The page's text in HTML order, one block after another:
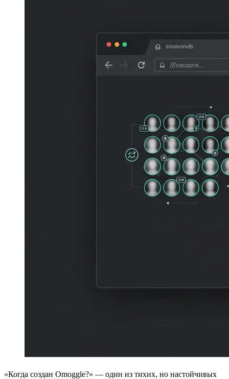
«Когда создан Omoggle?» — один из тихих, но настойчивых